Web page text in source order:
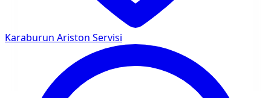
Karaburun Ariston Servisi